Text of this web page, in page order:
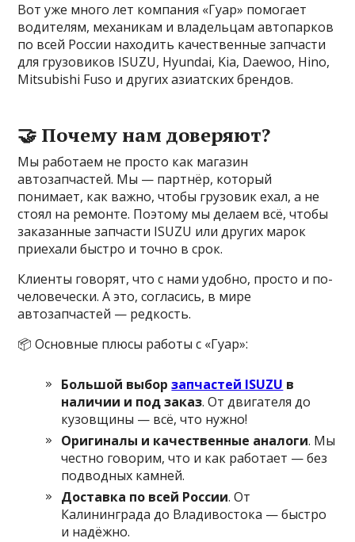
Вот уже много лет компания «Гуар» помогает
водителям, механикам и владельцам автопарков
по всей России находить качественные запчасти
для грузовиков ISUZU, Hyundai, Kia, Daewoo, Hino,
Mitsubishi Fuso и других азиатских брендов.
🤝 Почему нам доверяют?
Мы работаем не просто как магазин
автозапчастей. Мы — партнёр, который
понимает, как важно, чтобы грузовик ехал, а не
стоял на ремонте. Поэтому мы делаем всё, чтобы
заказанные запчасти ISUZU или других марок
приехали быстро и точно в срок.
Клиенты говорят, что с нами удобно, просто и по-
человечески. А это, согласись, в мире
автозапчастей — редкость.
📦 Основные плюсы работы с «Гуар»:
Большой выборзапчастей ISUZU в
наличии и под заказ. От двигателя до
кузовщины — всё, что нужно!
Оригиналы и качественные аналоги. Мы
честно говорим, что и как работает — без
подводных камней.
Доставка по всей России. От
Калининграда до Владивостока — быстро
и надёжно.